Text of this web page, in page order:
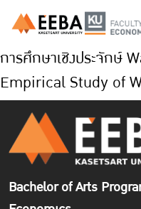
การศึกษาเชิงประจักษ์
Empirical Study of
Bachelor of Arts